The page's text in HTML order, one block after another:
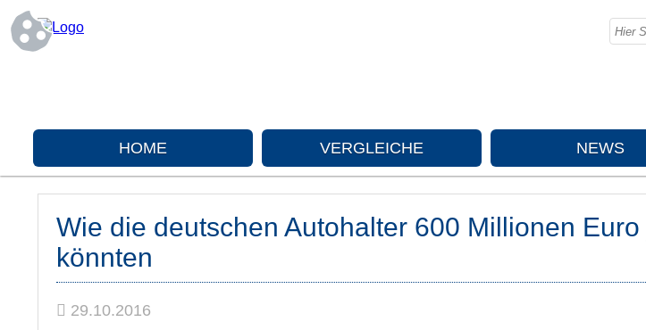
HOME VERGLEICHE NEWS
Wie die deutschen Autohalter 600 Millionen
könnten
29.10.2016